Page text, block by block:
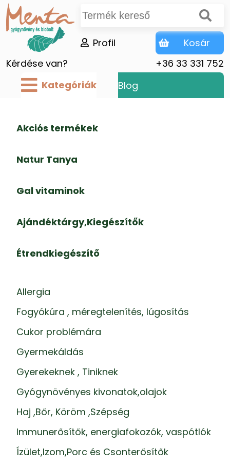
Kérdése van? +36 33 331 752
Profil Kosár
Kategóriák Blog
Akciós termékek
Natur Tanya
Gal vitaminok
Ajándéktárgy,Kiegészítők
Étrendkiegészítő
Allergia
Fogyókúra , méregtelenítés, lúgosítás
Cukor problémára
Gyermekáldás
Gyerekeknek , Tiniknek
Gyógynövényes kivonatok,olajok
Haj ,Bőr, Köröm ,Szépség
Immunerősítők, energiafokozók, vaspótlók
Ízület,Izom,Porc és Csonterősítők